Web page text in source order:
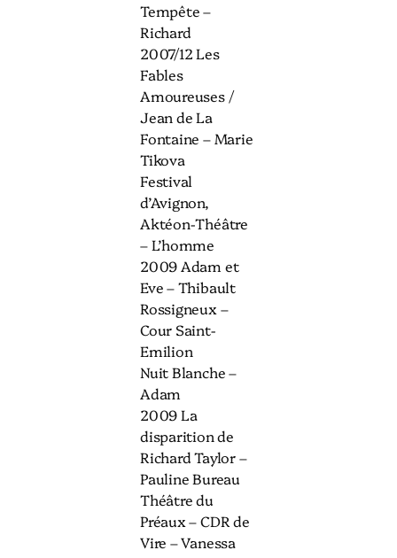
Tempête –
Richard
2007/12 Les
Fables
Amoureuses /
Jean de La
Fontaine – Marie
Tikova
Festival
d’Avignon,
Aktéon-Théâtre
– L’homme
2009 Adam et
Eve – Thibault
Rossigneux –
Cour Saint-
Emilion
Nuit Blanche –
Adam
2009 La
disparition de
Richard Taylor –
Pauline Bureau
Théâtre du
Préaux – CDR de
Vire – Vanessa